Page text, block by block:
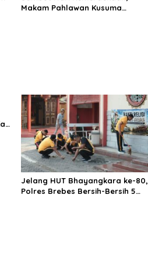
Makam Pahlawan Kusuma
Jelang HUT Bhayangkara ke-80,
Polres Brebes Bersih-Bersih 5